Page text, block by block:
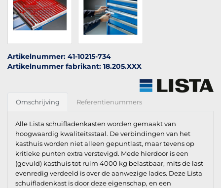
Artikelnummer: 41-10215-734
Artikelnummer fabrikant: 18.205.XXX
Omschrijving Referentienummers
Alle Lista schuifladenkasten worden gemaakt van
hoogwaardig kwaliteitsstaal. De verbindingen van het
kasthuis worden niet alleen gepuntlast, maar tevens op
kritieke punten extra verstevigd. Mede hierdoor is een
(gevuld) kasthuis tot ruim 4000 kg belastbaar, mits de last
evenredig verdeeld is over de aanwezige lades. Deze Lista
schuifladenkast is door deze eigenschap, en een